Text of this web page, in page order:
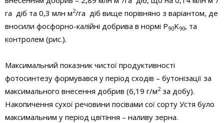
га діб та 0,3 млн м2/га діб вище порівняно з варіантом, де
вносили фосфорно-калійні добрива в нормі P90K90, та
контролем (рис.).
Максимальний показник чистої продуктивності
фотосинтезу формувався у період сходів – бутонізації за
максимального внесення добрив (6,19 г/м2за добу).
Накопичення сухої речовини посівами сої сорту Устя було
максимальним у період цвітіння – наливу зерна.